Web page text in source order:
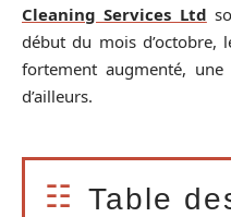
Cleaning Services Ltd
début du mois d’octobre,
fortement augmenté,
d’ailleurs.
Table